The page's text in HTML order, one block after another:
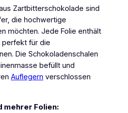
Zartbitterschokolade sind
die hochwertige
möchten. Jede Folie enthält
perfekt für die
Die Schokoladenschalen
befüllt und
Auflegern verschlossen
mehrer Folien: